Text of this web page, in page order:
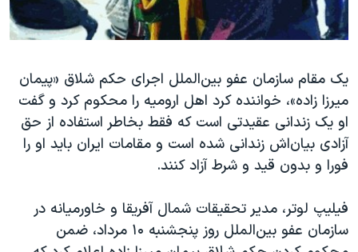
اسرائیل در جنگ
آرشیو پخش زنده
ورزش زنان در ایران
مجموعه مستندهای دادخواهی
تریبونال مردمی آبان ۹۸
دادگاه حمید نوری
چهل سال گروگان‌گیری
اعتراضات مردمی آبان ۹۸
اسرائیل در جنگ
زبانهای مختلف
یک مقام سازمان عفو بین‌الملل اجرای حکم شلاق «پیمان
میرزا زاده»، خواننده کرد اهل ارومیه را محکوم کرد و گفت
او یک زندانی عقیدتی است که فقط بخاطر استفاده از حق
آزادی بیان‌اش زندانی شده است و مقامات ایران باید او را
فورا و بدون قید و شرط آزاد کنند.
فیلیپ لوتر، مدیر تحقیقات شمال آفریقا و خاورمیانه در
سازمان عفو بین‌الملل روز پنجشنبه ۱۰ مرداد، ضمن